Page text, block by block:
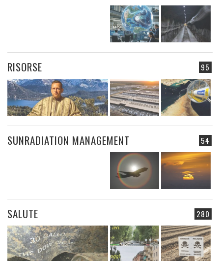
95
RISORSE
54
SUNRADIATION MANAGEMENT
280
SALUTE